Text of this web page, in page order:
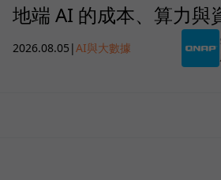
地端 AI 的成本、算力與
2026.08.05 |AI與大數據